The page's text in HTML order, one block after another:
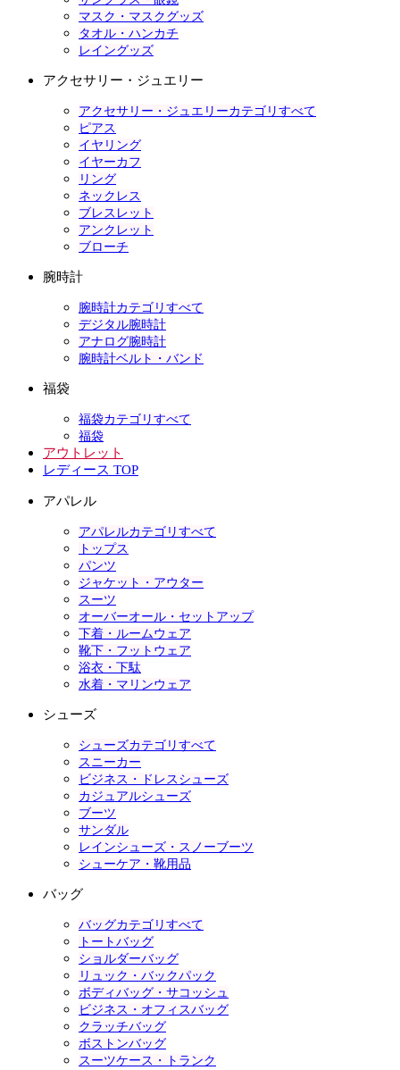
マスク・マスクグッズ
タオル・ハンカチ
レイングッズ
アクセサリー・ジュエリー
アクセサリー・ジュエリーカテゴリすべて
ピアス
イヤリング
イヤーカフ
リング
ネックレス
ブレスレット
アンクレット
ブローチ
腕時計
腕時計カテゴリすべて
デジタル腕時計
アナログ腕時計
腕時計ベルト・バンド
福袋
福袋カテゴリすべて
福袋
アウトレット
レディース TOP
アパレル
アパレルカテゴリすべて
トップス
パンツ
ジャケット・アウター
スーツ
オーバーオール・セットアップ
下着・ルームウェア
靴下・フットウェア
浴衣・下駄
水着・マリンウェア
シューズ
シューズカテゴリすべて
スニーカー
ビジネス・ドレスシューズ
カジュアルシューズ
ブーツ
サンダル
レインシューズ・スノーブーツ
シューケア・靴用品
バッグ
バッグカテゴリすべて
トートバッグ
ショルダーバッグ
リュック・バックパック
ボディバッグ・サコッシュ
ビジネス・オフィスバッグ
クラッチバッグ
ボストンバッグ
スーツケース・トランク